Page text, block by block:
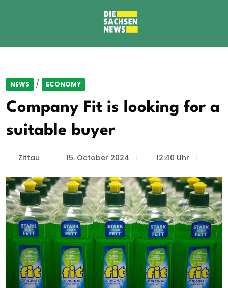
NEWS / ECONOMY
Company Fit is looking for a
suitable buyer
Zittau 15. October 2024 12:40 Uhr